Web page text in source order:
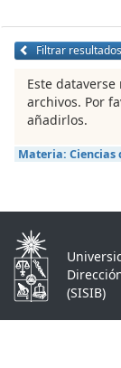
Filtrar resultados
Este
archivos. Por
añadirlos.
Materia:
(SISIB)